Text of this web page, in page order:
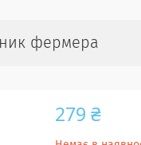
фермера
279 ₴